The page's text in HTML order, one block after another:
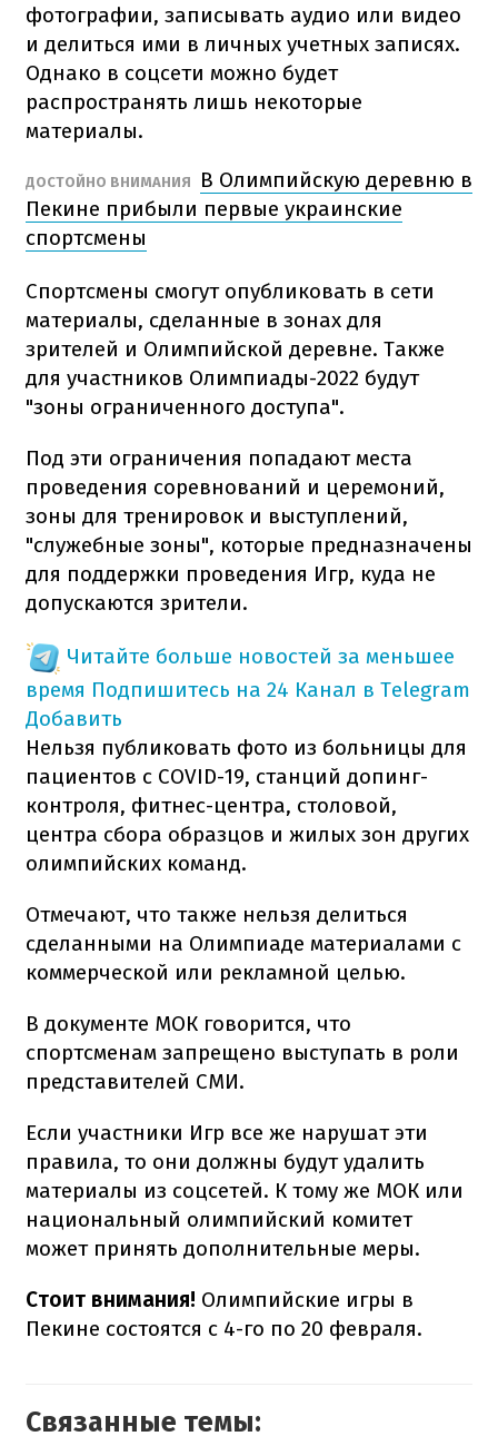
фотографии, записывать аудио или видео
и делиться ими в личных учетных записях.
Однако в соцсети можно будет
распространять лишь некоторые
материалы.
ДОСТОЙНО ВНИМАНИЯ
В Олимпийскую деревню в
Пекине прибыли первые украинские
спортсмены
Спортсмены смогут опубликовать в сети
материалы, сделанные в зонах для
зрителей и Олимпийской деревне. Также
для участников Олимпиады-2022 будут
"зоны ограниченного доступа".
Под эти ограничения попадают места
проведения соревнований и церемоний,
зоны для тренировок и выступлений,
"служебные зоны", которые предназначены
для поддержки проведения Игр, куда не
допускаются зрители.
Читайте больше новостей за меньшее
время Подпишитесь на 24 Канал в Telegram
Добавить
Нельзя публиковать фото из больницы для
пациентов с COVID-19, станций допинг-
контроля, фитнес-центра, столовой,
центра сбора образцов и жилых зон других
олимпийских команд.
Отмечают, что также нельзя делиться
сделанными на Олимпиаде материалами с
коммерческой или рекламной целью.
В документе МОК говорится, что
спортсменам запрещено выступать в роли
представителей СМИ.
Если участники Игр все же нарушат эти
правила, то они должны будут удалить
материалы из соцсетей. К тому же МОК или
национальный олимпийский комитет
может принять дополнительные меры.
Стоит внимания! Олимпийские игры в
Пекине состоятся с 4-го по 20 февраля.
Связанные темы: